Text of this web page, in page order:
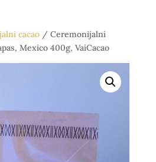
cacao/ Ceremonijalni
Mexico 400g, VaiCacao